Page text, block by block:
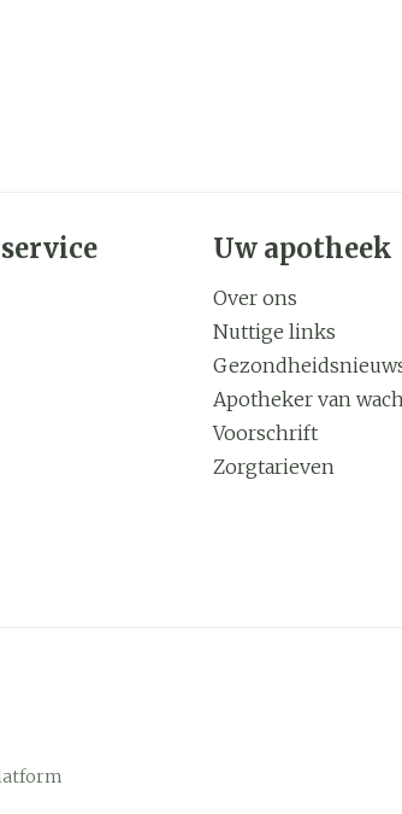
Uw apotheek
Over ons
Nuttige links
Apotheker van
Voorschrift
Zorgtarieven